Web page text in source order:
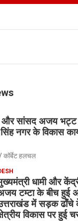
और सांसद अजय भट्ट
नगर के विकास
कॉर्बेट हलचल
धामी और
टम्टा के बीच हुई
में सड़क ढाँचे
विकास पर हुई